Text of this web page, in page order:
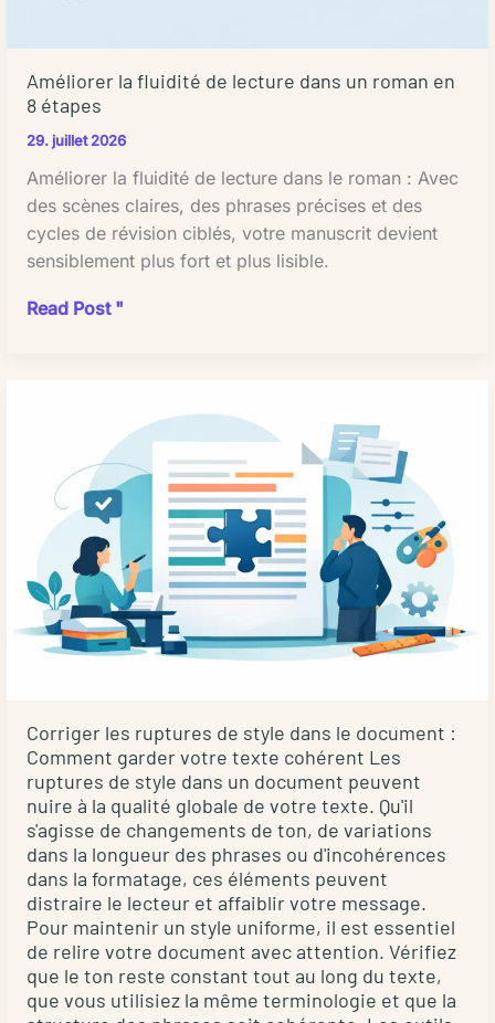
l'heure**
:
entre
25
et
75
euros
l'heure
page**
environ
à
15
euros
-
**Au
mot**
:
généralement
entre
0,02
et
0,10
euro
par
est
essentielle
pour
en
le
meilleur
parti.
L'IA
dans
une
utilisation
judicieuse
Automatisation
des
tâches
répétitives
considérablement
accélérer
les
tâches
chronophages
telles
que
la
recherche
de
Améliorer la fluidité de lecture dans un roman en
8 étapes
29. juillet 2026
Améliorer la fluidité de lecture dans le roman : Avec
des scènes claires, des phrases précises et des
cycles de révision ciblés, votre manuscrit devient
sensiblement plus fort et plus lisible.
Améliorer
roman
étapes
Read Post "
Corriger les ruptures de style dans le document :
Comment garder votre texte cohérent Les
ruptures de style dans un document peuvent
nuire à la qualité globale de votre texte. Qu'il
s'agisse de changements de ton, de variations
dans la longueur des phrases ou d'incohérences
dans la formatage, ces éléments peuvent
distraire le lecteur et affaiblir votre message.
Pour maintenir un style uniforme, il est essentiel
de relire votre document avec attention. Vérifiez
que le ton reste constant tout au long du texte,
que vous utilisiez la même terminologie et que la